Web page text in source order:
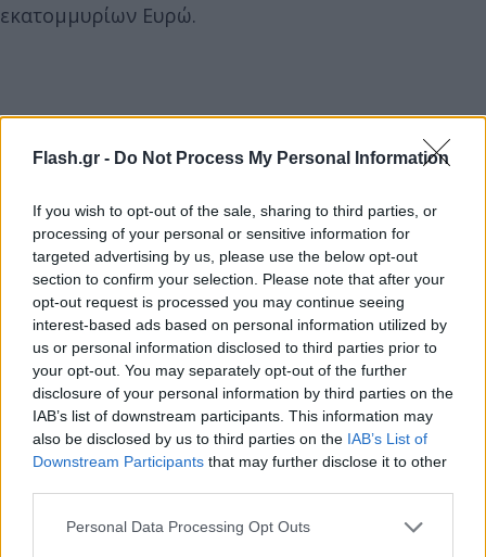
Flash.gr - Do Not Process My Personal Information
If you wish to opt-out of the sale, sharing to third parties, or
processing of your personal or sensitive information for
targeted advertising by us, please use the below opt-out
section to confirm your selection. Please note that after your
opt-out request is processed you may continue seeing
interest-based ads based on personal information utilized by
us or personal information disclosed to third parties prior to
your opt-out. You may separately opt-out of the further
disclosure of your personal information by third parties on the
IAB’s list of downstream participants. This information may
also be disclosed by us to third parties on the IAB’s List of
Downstream Participants that may further disclose it to other
Please note that this website/app uses one or more Google
Personal Data Processing Opt Outs
εκατομμυρίων Ευρώ.